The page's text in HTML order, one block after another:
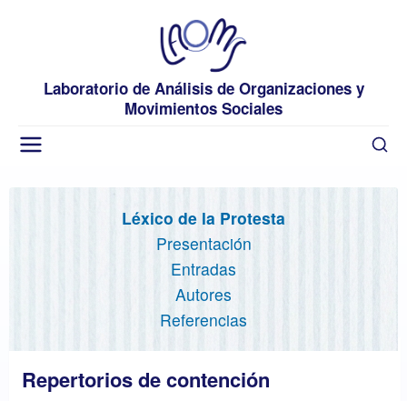
Laboratorio de Análisis de Organizaciones y
Movimientos Sociales
Léxico de la Protesta
Presentación
Entradas
Autores
Referencias
Repertorios de contención